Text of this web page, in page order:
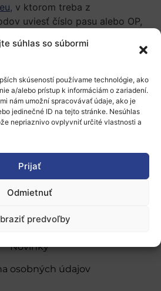
súhlas so súbormi
skúseností používame technológie, ako
a/alebo prístup k informáciám o zariadení.
nám umožní spracovávať údaje, ako je
jedinečné ID na tejto stránke. Nesúhlas
nepriaznivo ovplyvniť určité vlastnosti a
Prijať
Odmietnuť
predvoľby
v ktorom treba z
uviesť číslo pasu alebo OP,
O nás
Naše služby
a pobyty
Novinky
osobných údajov